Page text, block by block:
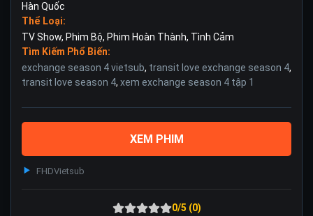
Hàn Quốc
Thể Loại:
TV Show, Phim Bộ, Phim Hoàn Thành, Tình Cảm
Tìm Kiếm Phổ Biến:
exchange season 4 vietsub, transit love exchange season 4,
transit love season 4, xem exchange season 4 tập 1
XEM PHIM
FHDVietsub
0/5 (0)